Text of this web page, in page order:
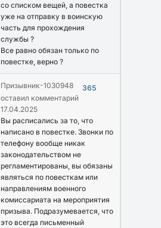
со списком вещей, а повестка
уже на отправку в воинскую
часть для прохождения
службы ?
Все равно обязан только по
повестке, верно ?
Призывник-1030948
365
оставил комментарий
17.04.2025
Вы расписались за то, что
написано в повестке. Звонки по
телефону вообще никак
законодательством не
регламентированы, вы обязаны
являться по повесткам или
направлениям военного
комиссариата на мероприятия
призыва. Подразумевается, что
это всегда письменный